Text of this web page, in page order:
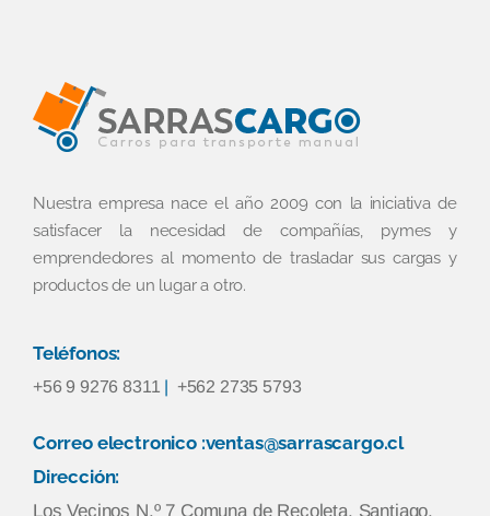
Nuestra empresa nace el año 2009 con la iniciativa de
satisfacer la necesidad de compañías, pymes y
emprendedores al momento de trasladar sus cargas y
productos de un lugar a otro.
Teléfonos:
+56 9 9276 8311 | +562 2735 5793
Correo electronico :ventas@sarrascargo.cl
Dirección:
Los Vecinos N.º 7 Comuna de Recoleta, Santiago,